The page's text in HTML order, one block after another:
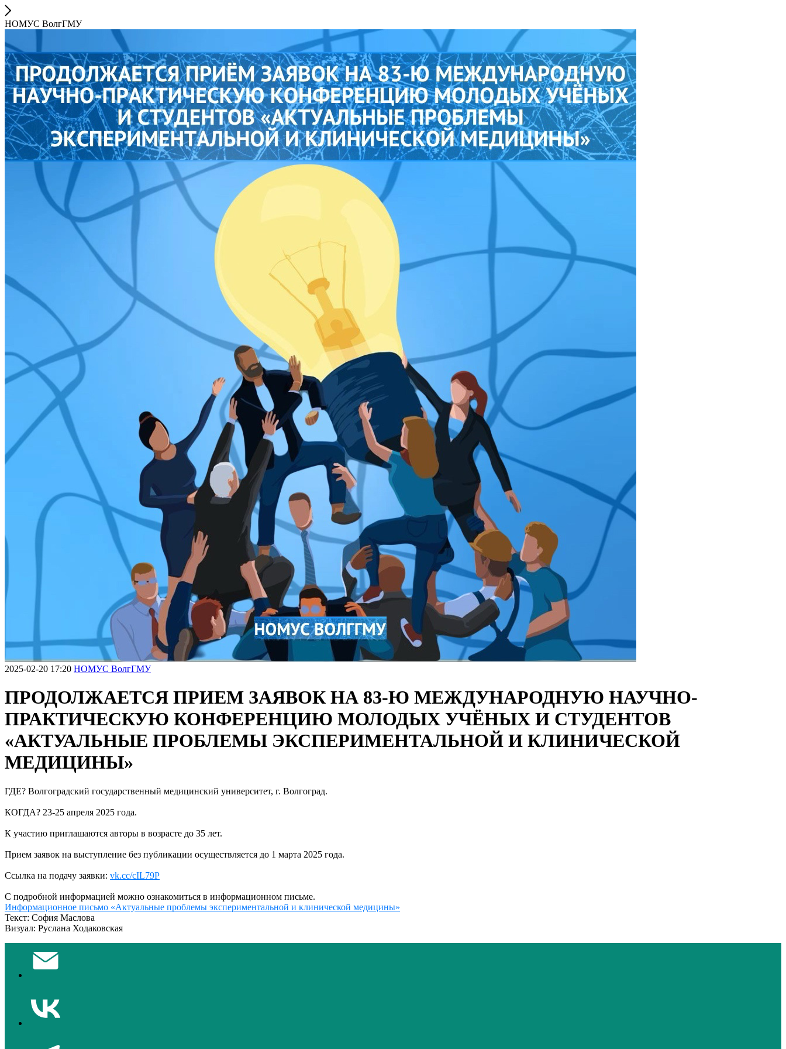
НОМУС ВолгГМУ
2025-02-20 17:20 НОМУС ВолгГМУ
ПРОДОЛЖАЕТСЯ ПРИЕМ ЗАЯВОК НА 83-Ю МЕЖДУНАРОДНУЮ НАУЧНО-
ПРАКТИЧЕСКУЮ КОНФЕРЕНЦИЮ МОЛОДЫХ УЧЁНЫХ И СТУДЕНТОВ
«АКТУАЛЬНЫЕ ПРОБЛЕМЫ ЭКСПЕРИМЕНТАЛЬНОЙ И КЛИНИЧЕСКОЙ
МЕДИЦИНЫ»
ГДЕ? Волгоградский государственный медицинский университет, г. Волгоград.
КОГДА? 23-25 апреля 2025 года.
К участию приглашаются авторы в возрасте до 35 лет.
Прием заявок на выступление без публикации осуществляется до 1 марта 2025 года.
Ссылка на подачу заявки: vk.cc/cIL79P
С подробной информацией можно ознакомиться в информационном письме.
Информационное письмо «Актуальные проблемы экспериментальной и клинической медицины»
Текст: София Маслова
Визуал: Руслана Ходаковская